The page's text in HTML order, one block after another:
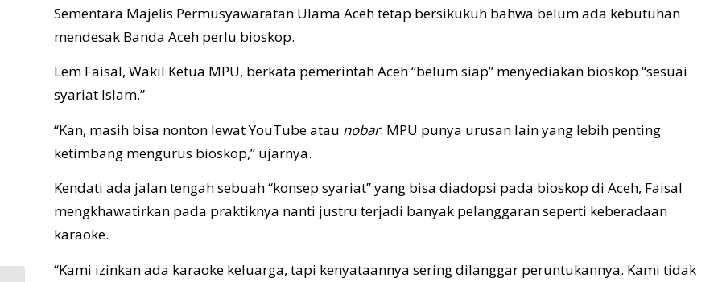
Sementara Majelis Permusyawaratan Ulama Aceh tetap bersikukuh bahwa belum ada kebutuhan
mendesak Banda Aceh perlu bioskop.
Lem Faisal, Wakil Ketua MPU, berkata pemerintah Aceh “belum siap” menyediakan bioskop “sesuai
syariat Islam.”
“Kan, masih bisa nonton lewat YouTube atau nobar. MPU punya urusan lain yang lebih penting
ketimbang mengurus bioskop,” ujarnya.
Kendati ada jalan tengah sebuah “konsep syariat” yang bisa diadopsi pada bioskop di Aceh, Faisal
mengkhawatirkan pada praktiknya nanti justru terjadi banyak pelanggaran seperti keberadaan
karaoke.
“Kami izinkan ada karaoke keluarga, tapi kenyataannya sering dilanggar peruntukannya. Kami tidak